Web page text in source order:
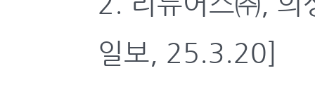
일보, 25.3.20]